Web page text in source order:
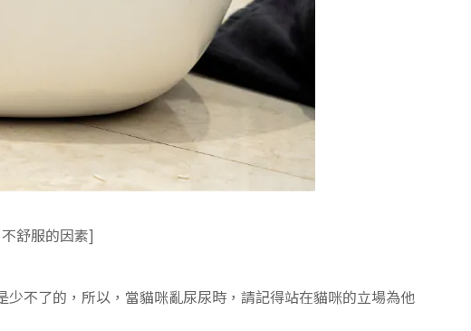
舒服的因素]
不了的，所以，當貓咪亂尿尿時，請記得站在貓咪的立場為他